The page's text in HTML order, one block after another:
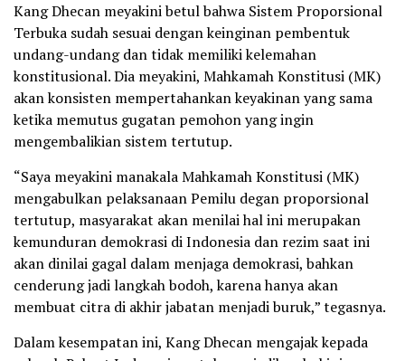
Kang Dhecan meyakini betul bahwa Sistem Proporsional
Terbuka sudah sesuai dengan keinginan pembentuk
undang-undang dan tidak memiliki kelemahan
konstitusional. Dia meyakini, Mahkamah Konstitusi (MK)
akan konsisten mempertahankan keyakinan yang sama
ketika memutus gugatan pemohon yang ingin
mengembalikian sistem tertutup.
“Saya meyakini manakala Mahkamah Konstitusi (MK)
mengabulkan pelaksanaan Pemilu degan proporsional
tertutup, masyarakat akan menilai hal ini merupakan
kemunduran demokrasi di Indonesia dan rezim saat ini
akan dinilai gagal dalam menjaga demokrasi, bahkan
cenderung jadi langkah bodoh, karena hanya akan
membuat citra di akhir jabatan menjadi buruk,” tegasnya.
Dalam kesempatan ini, Kang Dhecan mengajak kepada